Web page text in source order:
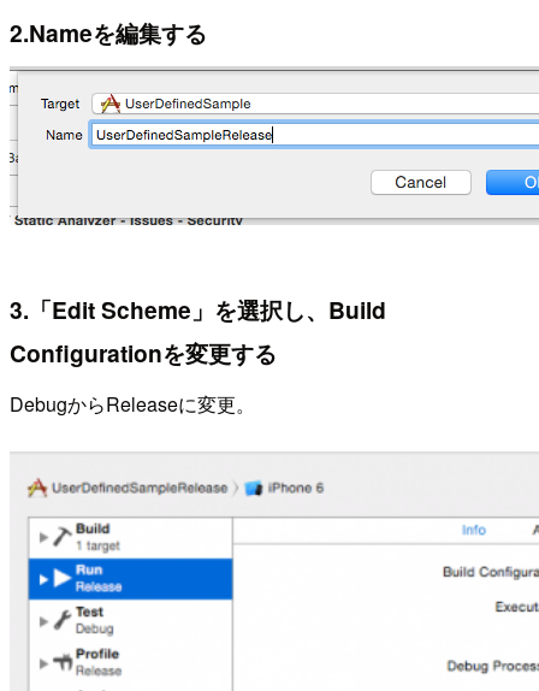
2.Nameを編集する
3.「Edit Scheme」を選択し、Build
Configurationを変更する
DebugからReleaseに変更。